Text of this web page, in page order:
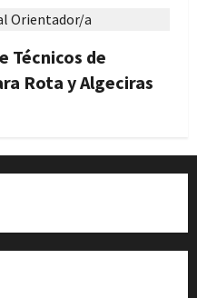
Técnicos de
Rota y Algeciras